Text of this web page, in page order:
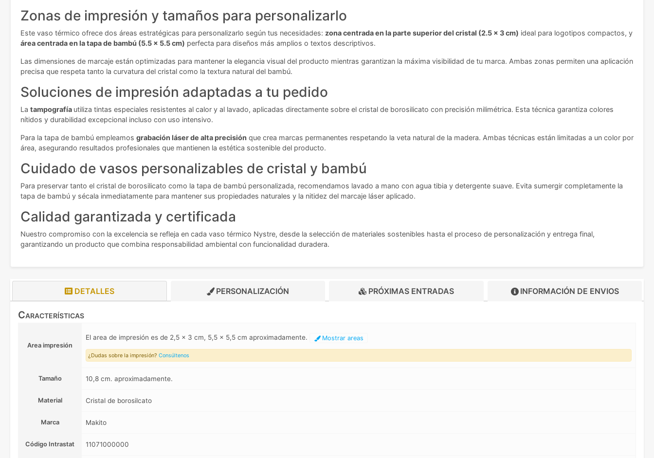
Zonas de impresión y tamaños para personalizarlo
Este vaso térmico ofrece dos áreas estratégicas para personalizarlo según tus necesidades: zona centrada en la parte superior del cristal (2.5 x 3 cm) ideal para logotipos compactos, y
área centrada en la tapa de bambú (5.5 x 5.5 cm) perfecta para diseños más amplios o textos descriptivos.
Las dimensiones de marcaje están optimizadas para mantener la elegancia visual del producto mientras garantizan la máxima visibilidad de tu marca. Ambas zonas permiten una aplicación
precisa que respeta tanto la curvatura del cristal como la textura natural del bambú.
Soluciones de impresión adaptadas a tu pedido
La tampografía utiliza tintas especiales resistentes al calor y al lavado, aplicadas directamente sobre el cristal de borosilicato con precisión milimétrica. Esta técnica garantiza colores
nítidos y durabilidad excepcional incluso con uso intensivo.
Para la tapa de bambú empleamos grabación láser de alta precisión que crea marcas permanentes respetando la veta natural de la madera. Ambas técnicas están limitadas a un color por
área, asegurando resultados profesionales que mantienen la estética sostenible del producto.
Cuidado de vasos personalizables de cristal y bambú
Para preservar tanto el cristal de borosilicato como la tapa de bambú personalizada, recomendamos lavado a mano con agua tibia y detergente suave. Evita sumergir completamente la
tapa de bambú y sécala inmediatamente para mantener sus propiedades naturales y la nitidez del marcaje láser aplicado.
Calidad garantizada y certificada
Nuestro compromiso con la excelencia se refleja en cada vaso térmico Nystre, desde la selección de materiales sostenibles hasta el proceso de personalización y entrega final,
garantizando un producto que combina responsabilidad ambiental con funcionalidad duradera.
DETALLES PERSONALIZACIÓN PRÓXIMAS ENTRADAS INFORMACIÓN DE ENVIOS
Características
Area impresión
El area de impresión es de 2,5 x 3 cm, 5,5 x 5,5 cm aproximadamente. Mostrar areas
¿Dudas sobre la impresión? Consúltenos
Tamaño 10,8 cm. aproximadamente.
Material Cristal de borosilcato
Marca Makito
Código Intrastat 11071000000